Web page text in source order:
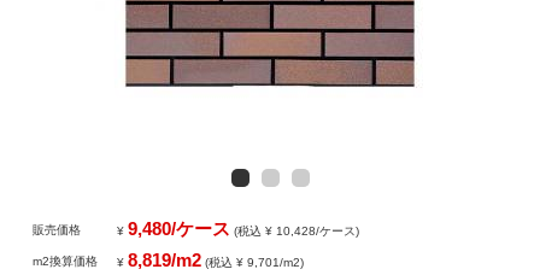
販売価格 ¥9,480/ケース (税込 ¥ 10,428/ケース)
m2換算価格 ¥8,819/m2 (税込 ¥ 9,701/m2)